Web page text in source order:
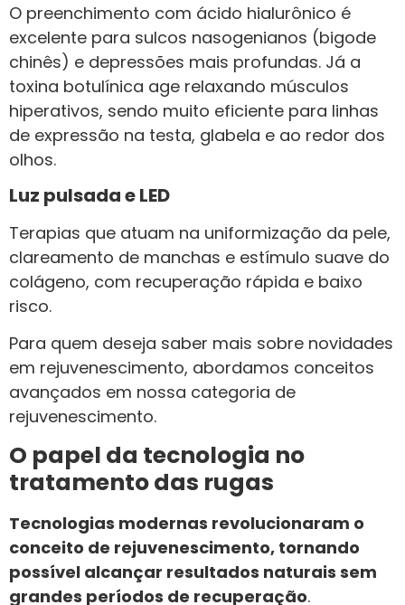
O preenchimento com ácido hialurônico é
excelente para sulcos nasogenianos (bigode
chinês) e depressões mais profundas. Já a
toxina botulínica age relaxando músculos
hiperativos, sendo muito eficiente para linhas
de expressão na testa, glabela e ao redor dos
olhos.
Luz pulsada e LED
Terapias que atuam na uniformização da pele,
clareamento de manchas e estímulo suave do
colágeno, com recuperação rápida e baixo
risco.
Para quem deseja saber mais sobre novidades
em rejuvenescimento, abordamos conceitos
avançados em nossa categoria de
rejuvenescimento.
O papel da tecnologia no
tratamento das rugas
Tecnologias modernas revolucionaram o
conceito de rejuvenescimento, tornando
possível alcançar resultados naturais sem
grandes períodos de recuperação.